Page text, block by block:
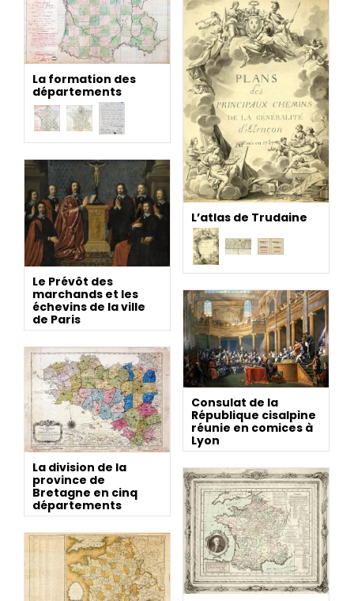
La formation des
départements
L’atlas de Trudaine
Le Prévôt des
marchands et les
échevins de la ville
de Paris
Consulat de la
République cisalpine
réunie en comices à
Lyon
La division de la
province de
Bretagne en cinq
départements